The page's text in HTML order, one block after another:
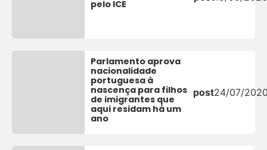
pelo ICE
Parlamento aprova
nacionalidade
portuguesa à
nascença para filhos
de imigrantes que
aqui residam há um
ano
post24/07/